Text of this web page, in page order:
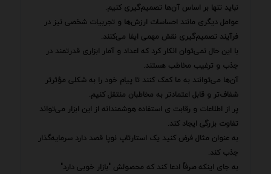
نباید تنها بر اساس آن‌ها تصمیم‌گیری کنیم.
عوامل دیگری مانند احساسات ارزش‌ها و تجربیات شخصی نیز در
فرآیند تصمیم‌گیری نقش مهمی ایفا می‌کنند.
با این حال نمی‌توان انکار کرد که اعداد و آمار ابزاری قدرتمند در
جذب و ترغیب مخاطب هستند.
آن‌ها می‌توانند به ما کمک کنند تا پیام خود را به شکلی مؤثرتر
شفاف‌تر و قابل اعتمادتر به مخاطبان منتقل کنیم.
پر از اطلاعات و رقابت ی استفاده هوشمندانه از این ابزار می‌تواند
تفاوت بزرگی ایجاد کند.
به عنوان مثال فرض کنید یک استارتاپ نوپا قصد دارد سرمایه‌گذار
جذب کند.
به جای اینکه صرفاً ادعا کند که محصولش "بازار خوبی دارد"